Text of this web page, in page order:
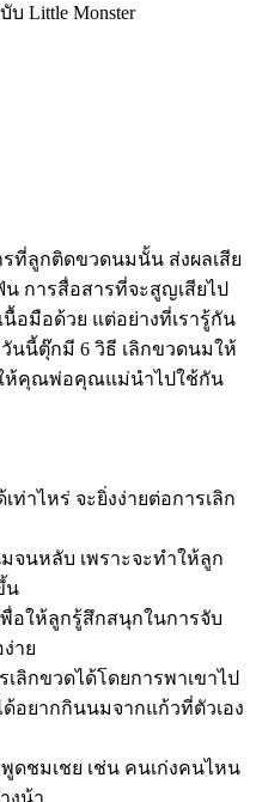
Little Monster
ลูกติดขวดนมนั้น ส่งผลเสีย
การสื่อสารที่จะสูญเสียไป
อมือด้วย แต่อย่างที่เรารู้กัน
นนี้ตุ๊กมี 6 วิธี เลิกขวดนมให้
ให้คุณพ่อคุณแม่นำไปใช้กัน
ท่าไหร่ จะยิ่งง่ายต่อการเลิก
จนหลับ เพราะจะทำให้ลูก
น
อให้ลูกรู้สึกสนุกในการจับ
าย
ลิกขวดได้โดยการพาเขาไป
ด้อยากกินนมจากแก้วที่ตัวเอง
ดชมเชย เช่น คนเก่งคนไหน
งน้า